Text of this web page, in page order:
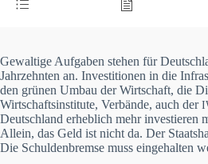
Gewaltige Aufgaben stehen für
Jahrzehnten an. Investitionen in die
den grünen Umbau der Wirtschaft, die
Wirtschaftsinstitute, Verbände, auch der
Deutschland erheblich mehr investieren
Allein, das Geld ist nicht da. Der
Die Schuldenbremse muss eingehalten